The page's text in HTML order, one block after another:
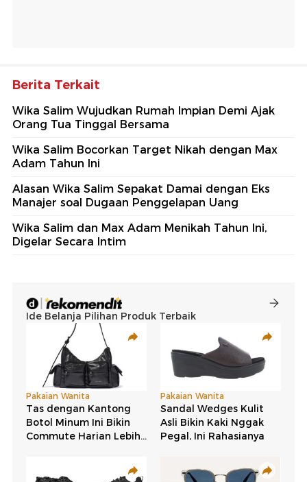
Berita Terkait
Wika Salim Wujudkan Rumah Impian Demi Ajak
Orang Tua Tinggal Bersama
Wika Salim Bocorkan Target Nikah dengan Max
Adam Tahun Ini
Alasan Wika Salim Sepakat Damai dengan Eks
Manajer soal Dugaan Penggelapan Uang
Wika Salim dan Max Adam Menikah Tahun Ini,
Digelar Secara Intim